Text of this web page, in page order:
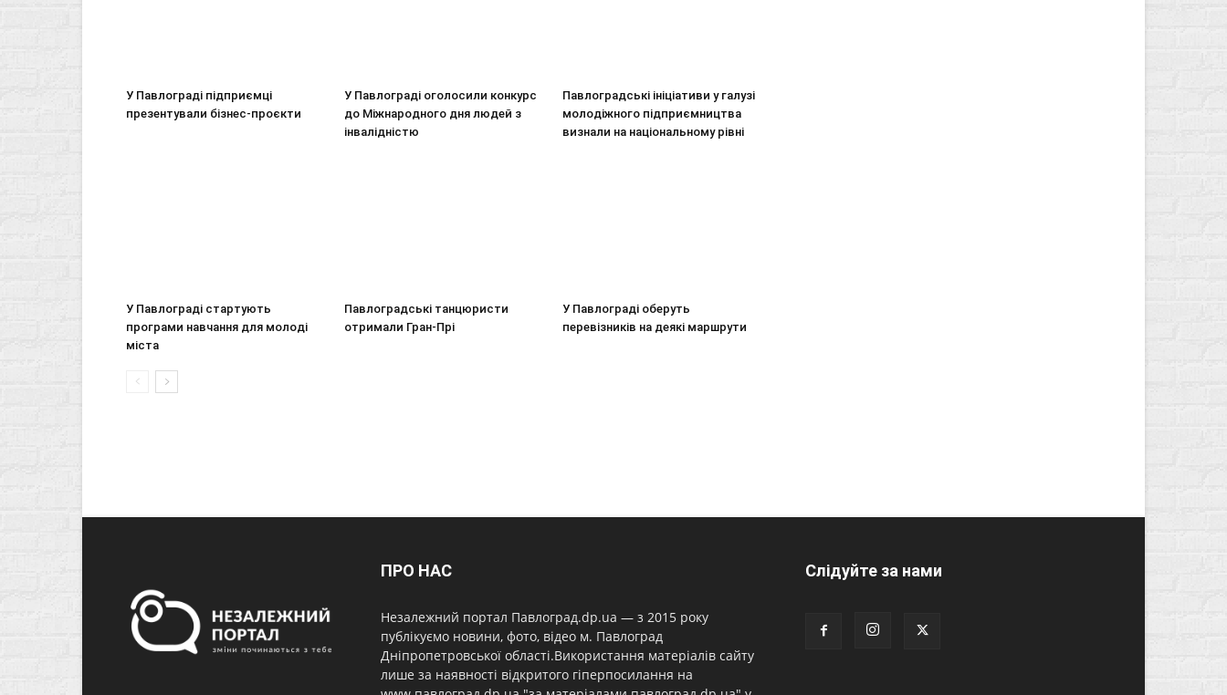
У Павлограді підприємці
презентували бізнес-проєкти
У Павлограді оголосили конкурс
до Міжнародного дня людей з
інвалідністю
Павлоградські ініціативи у галузі
молодіжного підприємництва
визнали на національному рівні
У Павлограді стартують
програми навчання для молоді
міста
Павлоградські танцюристи
отримали Гран-Прі
У Павлограді оберуть
перевізників на деякі маршрути
ПРО НАС
Незалежний портал Павлоград.dp.ua — з 2015 року
публікуємо новини, фото, відео м. Павлоград
Дніпропетровської області.Використання матеріалів сайту
лише за наявності відкритого гіперпосилання на
Слідуйте за нами